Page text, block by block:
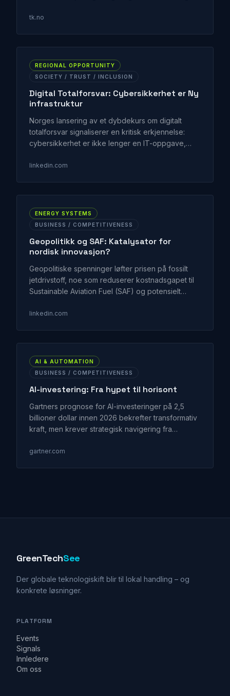
tk.no
REGIONAL OPPORTUNITY
SOCIETY / TRUST / INCLUSION
Digital Totalforsvar: Cybersikkerhet er Ny
infrastruktur
Norges lansering av et dybdekurs om digitalt
totalforsvar signaliserer en kritisk erkjennelse:
cybersikkerhet er ikke lenger en IT-oppgave,
motstandskraft.
linkedin.com
ENERGY SYSTEMS
BUSINESS / COMPETITIVENESS
Geopolitikk og SAF: Katalysator for
nordisk innovasjon?
Geopolitiske spenninger løfter prisen på fossilt
jetdrivstoff, noe som reduserer kostnadsgapet til
Sustainable Aviation Fuel (SAF) og potensielt
SAF-produksjonsmetoder som AtJ og FT, spesielt
linkedin.com
AI & AUTOMATION
BUSINESS / COMPETITIVENESS
AI-investering: Fra hypet til horisont
Gartners prognose for AI-investeringer på 2,5
billioner dollar innen 2026 bekrefter transformativ
kraft, men krever strategisk navigering fra
gartner.com
GreenTechSee
Der globale teknologiskift blir til lokal handling – og
konkrete løsninger.
PLATFORM
Events
Signals
Innledere
Om oss